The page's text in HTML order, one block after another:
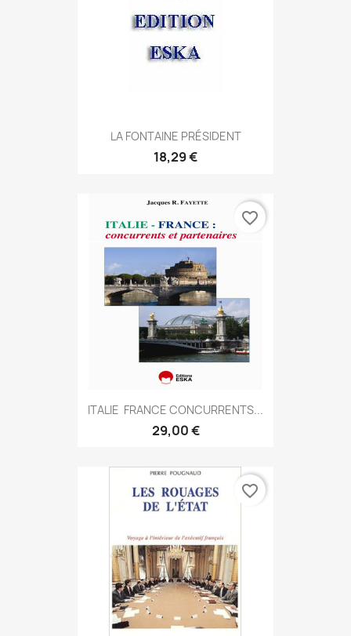
LA FONTAINE PRÉSIDENT
18,29 €
ITALIE  FRANCE CONCURRENTS...
29,00 €
favorite_border
favorite_border